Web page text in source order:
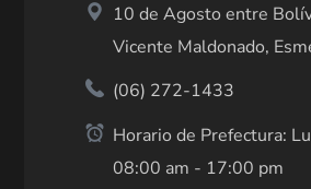
10 de Agosto entre
Vicente Maldonado,
(06) 272-1433
Horario de Prefectura:
08:00 am - 17:00 pm